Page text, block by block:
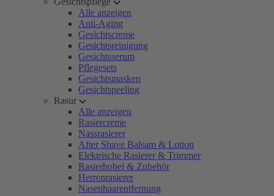
Alle anzeigen
Anti-Aging
Gesichtscreme
Gesichtsreinigung
Gesichtsserum
Pflegesets
Gesichtsmasken
Gesichtspeeling
Rasur
Alle anzeigen
Rasiercreme
Nassrasierer
After Shave Balsam & Lotion
Elektrische Rasierer & Trimmer
Rasierhobel & Zubehör
Herrenrasierer
Nasenhaarentfernung